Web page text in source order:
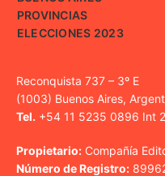
PROVINCIAS
ELECCIONES 2023
Reconquista 737 – 3º E
(1003) Buenos Aires,
Tel. +54 11 5235 0896 Int
Propietario: Compañía
Número de Registro: